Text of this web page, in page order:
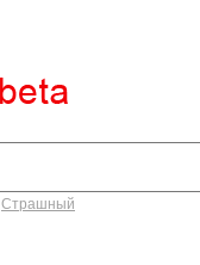
Страшный